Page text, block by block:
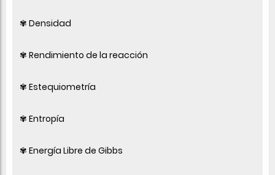
✾ Densidad
✾ Rendimiento de la reacción
✾ Estequiometría
✾ Entropía
✾ Energía Libre de Gibbs